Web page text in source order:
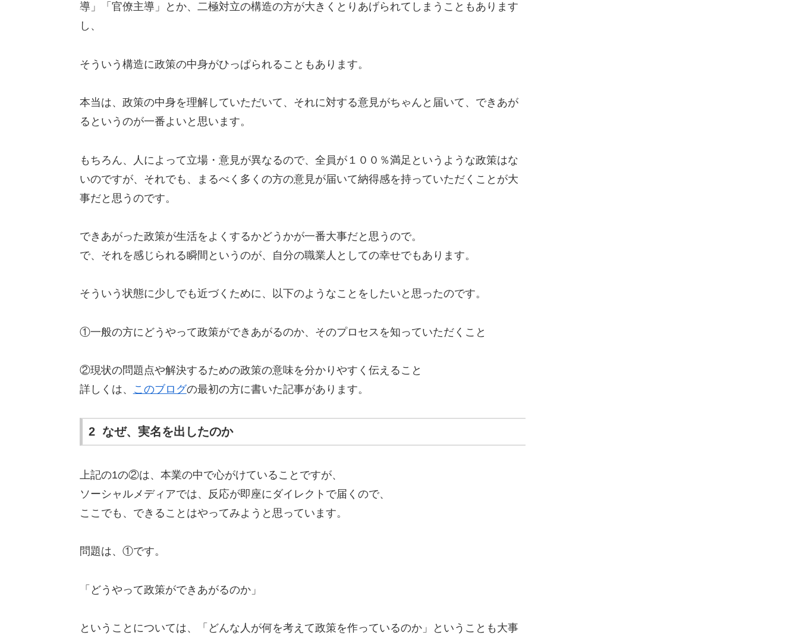
導」「官僚主導」とか、二極対立の構造の方が大きくとりあげられてしまうこともあります
し、
そういう構造に政策の中身がひっぱられることもあります。
本当は、政策の中身を理解していただいて、それに対する意見がちゃんと届いて、できあが
るというのが一番よいと思います。
もちろん、人によって立場・意見が異なるので、全員が１００％満足というような政策はな
いのですが、それでも、まるべく多くの方の意見が届いて納得感を持っていただくことが大
事だと思うのです。
できあがった政策が生活をよくするかどうかが一番大事だと思うので。
で、それを感じられる瞬間というのが、自分の職業人としての幸せでもあります。
そういう状態に少しでも近づくために、以下のようなことをしたいと思ったのです。
①一般の方にどうやって政策ができあがるのか、そのプロセスを知っていただくこと
②現状の問題点や解決するための政策の意味を分かりやすく伝えること
詳しくは、
このブログの最初の方に書いた記事があります。
2 なぜ、実名を出したのか
上記の1の②は、本業の中で心がけていることですが、
ソーシャルメディアでは、反応が即座にダイレクトで届くので、
ここでも、できることはやってみようと思っています。
問題は、①です。
「どうやって政策ができあがるのか」
ということについては、「どんな人が何を考えて政策を作っているのか」ということも大事